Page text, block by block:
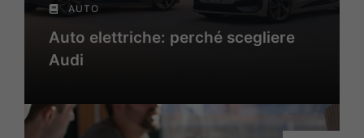
AUTO
Auto elettriche: perché scegliere
Audi